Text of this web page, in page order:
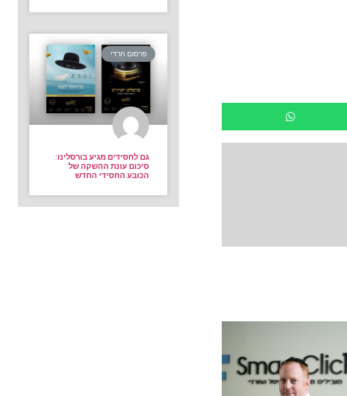
פרסום חרדי
גם לחסידים מגיע בורסלינו:
סיכום עונת ההשקה של
הכובע החסידי החדש